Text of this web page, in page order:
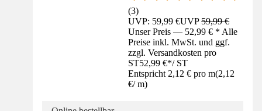
(3)
UVP: 59,99 €UVP59,99 €
Unser Preis — 52,99 € * Alle
Preise inkl. MwSt. und ggf.
zzgl. Versandkosten pro
ST52,99 €*/ ST
Entspricht 2,12 € pro m(2,12
€/ m)